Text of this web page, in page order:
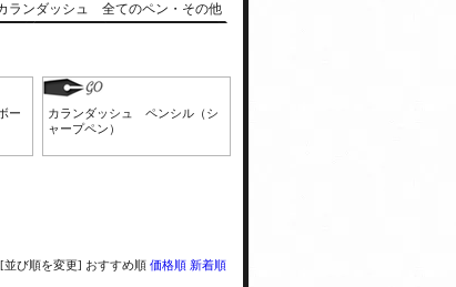
ランダッシュ 全てのペン・その他
ー
カランダッシュ ペンシル（シ
ャープペン）
[並び順を変更] おすすめ順 価格順 新着順